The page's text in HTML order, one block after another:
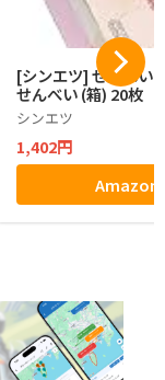
[シンエツ] せんべい
せんべい (箱) 20枚
シンエツ
1,402円
Amazon